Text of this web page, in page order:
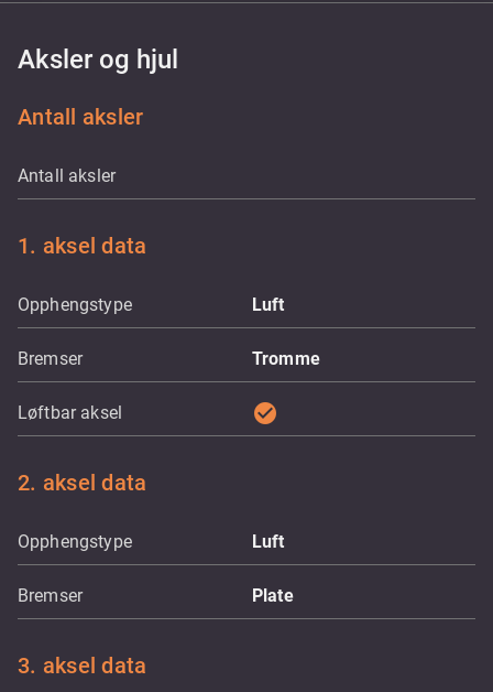
Aksler og hjul
Antall aksler
Antall aksler
1. aksel data
Opphengstype Luft
Bremser Tromme
Løftbar aksel check_circle
2. aksel data
Opphengstype Luft
Bremser Plate
3. aksel data